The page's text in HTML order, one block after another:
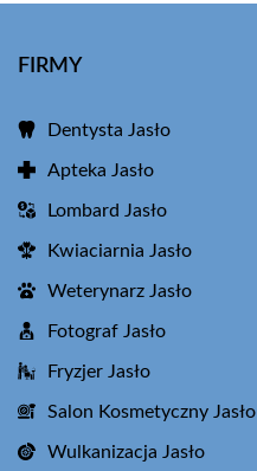
FIRMY
Dentysta Jasło
Apteka Jasło
Lombard Jasło
Kwiaciarnia Jasło
Weterynarz Jasło
Fotograf Jasło
Fryzjer Jasło
Salon Kosmetyczny Jasło
Wulkanizacja Jasło